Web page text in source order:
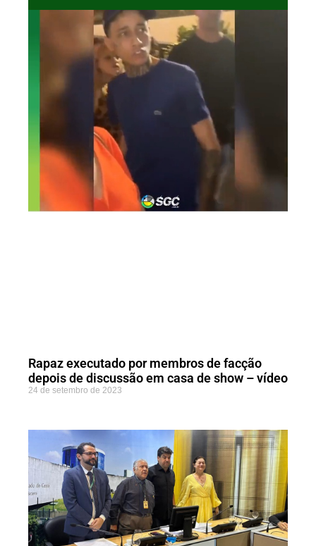
Rapaz executado por membros de facção
depois de discussão em casa de show – vídeo
24 de setembro de 2023